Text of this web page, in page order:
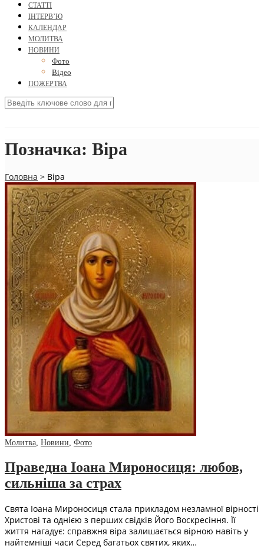
СТАТТІ
ІНТЕРВ’Ю
КАЛЕНДАР
МОЛИТВА
НОВИНИ
Фото
Відео
ПОЖЕРТВА
Позначка: Віра
Головна > Віра
Молитва, Новини, Фото
Праведна Іоана Мироносиця: любов,
сильніша за страх
Свята Іоана Мироносиця стала прикладом незламної вірності
Христові та однією з перших свідків Його Воскресіння. Її
життя нагадує: справжня віра залишається вірною навіть у
найтемніші часи Серед багатьох святих, яких…